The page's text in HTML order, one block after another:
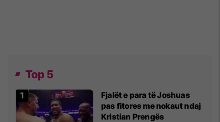
Top 5
Fjalët e para të Joshuas
pas fitores me nokaut ndaj
Kristian Prengës